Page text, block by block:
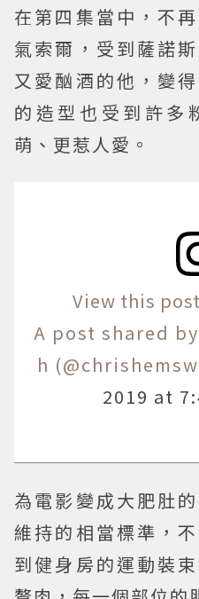
在第四集當中，不
氣索爾，受到薩諾
又愛酗酒的他，變
的造型也受到許多
萌、更惹人愛。
View this
A post shared
h
2019 at
為電影變成大肥肚
維持的相當標準，
到健身房的運動裝